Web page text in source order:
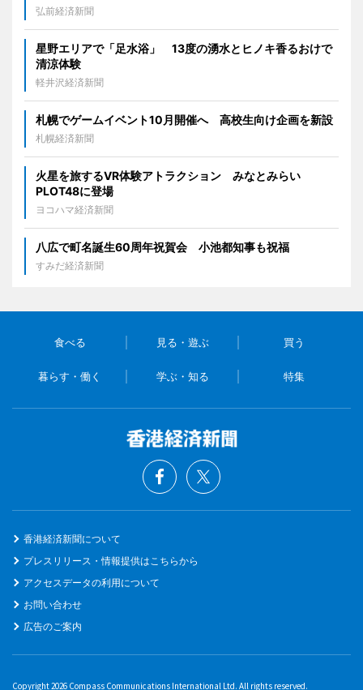
弘前経済新聞
星野エリアで「足水浴」 13度の湧水とヒノキ香るおけで
清涼体験
軽井沢経済新聞
札幌でゲームイベント10月開催へ 高校生向け企画を新設
札幌経済新聞
火星を旅するVR体験アトラクション みなとみらい
PLOT48に登場
ヨコハマ経済新聞
八広で町名誕生60周年祝賀会 小池都知事も祝福
すみだ経済新聞
食べる 見る・遊ぶ 買う
暮らす・働く 学ぶ・知る 特集
香港経済新聞について
プレスリリース・情報提供はこちらから
アクセスデータの利用について
お問い合わせ
広告のご案内
Copyright 2026 Compass Communications International Ltd. All rights reserved.